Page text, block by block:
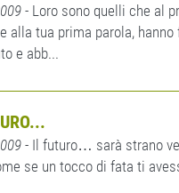
- Loro sono quelli che al
alla tua prima parola,
e abb...
- Il futuro… sarà strano
se un tocco di fata ti